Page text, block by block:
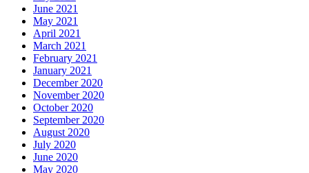
June 2021
May 2021
April 2021
March 2021
February 2021
January 2021
December 2020
November 2020
October 2020
September 2020
August 2020
July 2020
June 2020
May 2020